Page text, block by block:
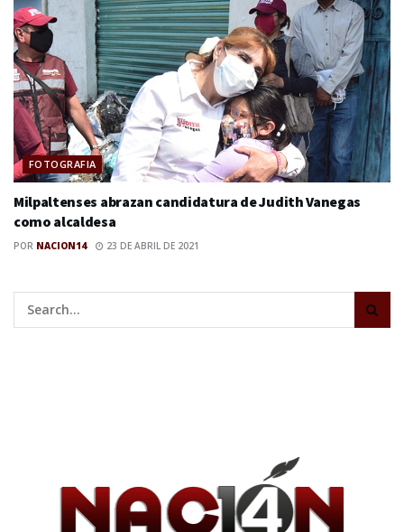
FOTOGRAFIA
Milpaltenses abrazan candidatura de Judith Vanegas
como alcaldesa
POR NACION14 23 DE ABRIL DE 2021